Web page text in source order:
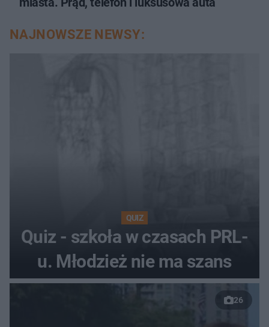
NAJNOWSZE NEWSY:
QUIZ
Quiz - szkoła w czasach PRL-
u. Młodzież nie ma szans
26